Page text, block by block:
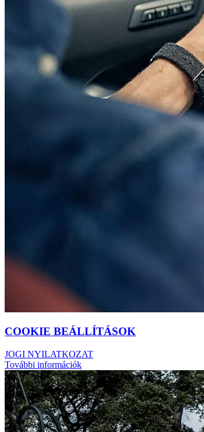
COOKIE BEÁLLÍTÁSOK
JOGI NYILATKOZAT
További információk